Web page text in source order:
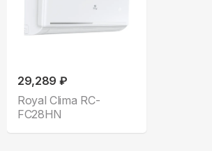
29,289 ₽
Royal Clima RC-
FC28HN